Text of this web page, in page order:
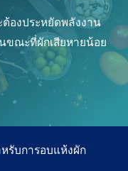
ต้องประหยัดพลังงาน
ขณะที่ผักเสียหายน้อย
รับการอบแห้งผัก